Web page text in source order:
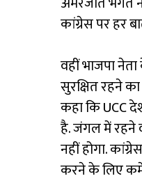
कांग्रेस पर हर
वहीं भाजपा
सुरक्षित रहने
कहा कि UCC
है. जंगल में रहने
नहीं होगा.
करने के लिए